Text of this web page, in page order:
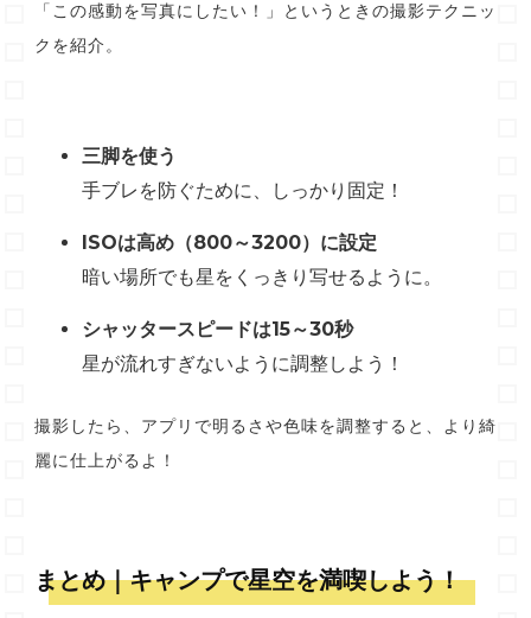
「この感動を写真にしたい！」というときの撮影テクニッ
クを紹介。
三脚を使う
手ブレを防ぐために、しっかり固定！
ISOは高め（800～3200）に設定
暗い場所でも星をくっきり写せるように。
シャッタースピードは15～30秒
星が流れすぎないように調整しよう！
撮影したら、アプリで明るさや色味を調整すると、より綺
麗に仕上がるよ！
まとめ｜キャンプで星空を満喫しよう！